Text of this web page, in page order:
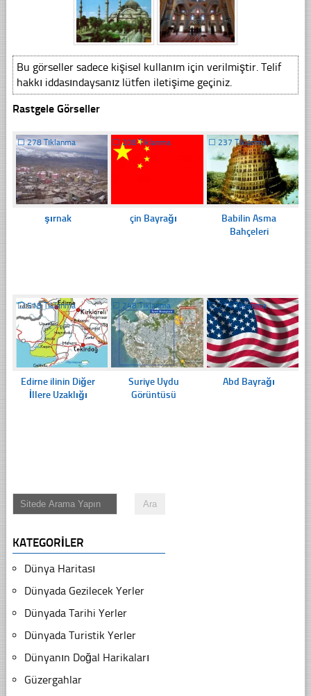
Bu görseller sadece kişisel kullanım için verilmiştir. Telif
hakkı iddasındaysanız lütfen iletişime geçiniz.
Rastgele Görseller
☐278 Tıklanma
şırnak
☐208 Tıklanma
çin Bayrağı
☐ 237 Tıklanma
Babilin Asma
Bahçeleri
☐518 Tıklanma
Edirne ilinin Diğer
İllere Uzaklığı
☐ 248 Tıklanma
Suriye Uydu
Görüntüsü
☐214 Tıklanma
Abd Bayrağı
KATEGORILER
Dünya Haritası
Dünyada Gezilecek Yerler
Dünyada Tarihi Yerler
Dünyada Turistik Yerler
Dünyanın Doğal Harikaları
Güzergahlar